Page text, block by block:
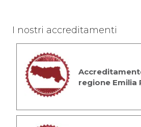
I nostri accreditamenti
regione Emilia